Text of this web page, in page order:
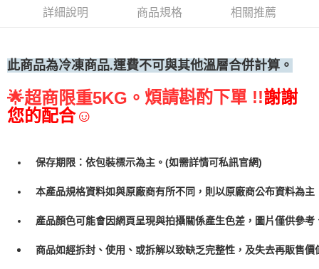
詳細說明 商品規格 相關推薦
此商品為冷凍商品.運費不可與其他溫層合併計算。
🌟超商限重5KG。 煩請斟酌下單 !!謝謝
您的配合☺
保存期限：依包裝標示為主。(如需詳情可私訊官網)
本產品規格資料如與原廠商有所不同，則以原廠商公布資料為主
產品顏色可能會因網頁呈現與拍攝關係產生色差，圖片僅供參
商品如經拆封、使用、或拆解以致缺乏完整性，及失去再販售